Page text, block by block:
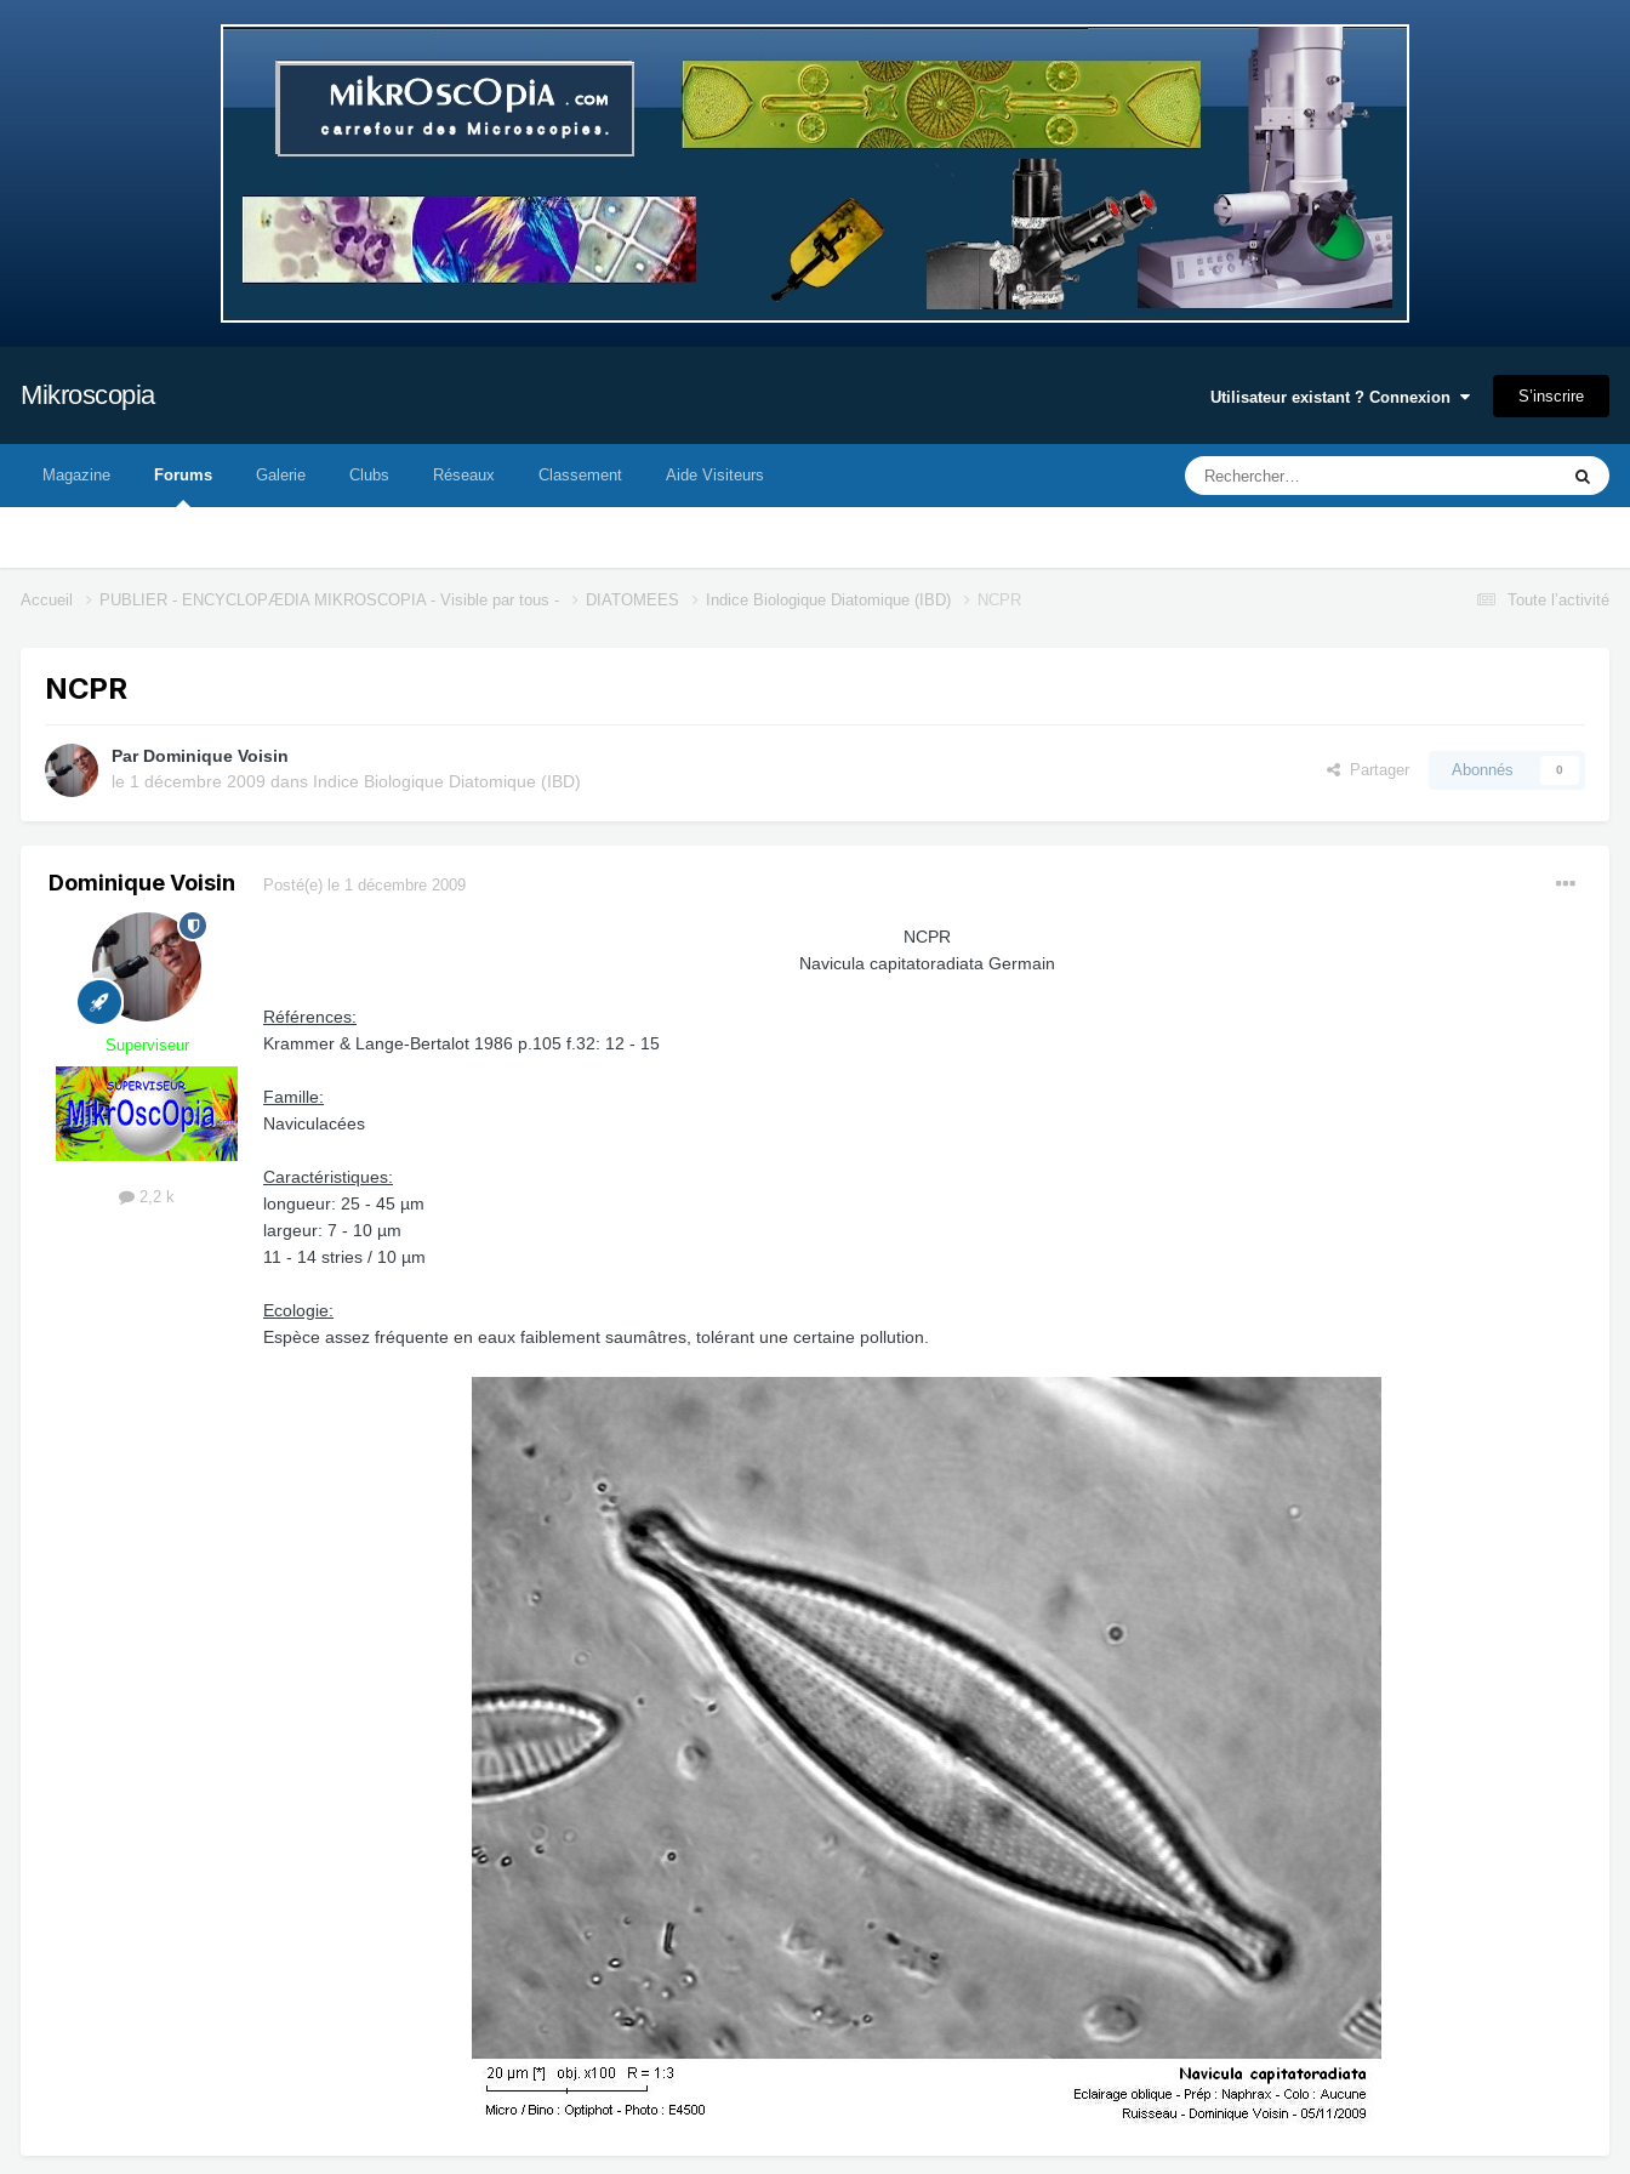
Mikroscopia Utilisateur existant ? Connexion S’inscrire
Magazine Forums Galerie Clubs Réseaux Classement Aide Visiteurs
Toute l’activité
Accueil PUBLIER - ENCYCLOPÆDIA MIKROSCOPIA - Visible par tous - DIATOMEES Indice Biologique Diatomique (IBD) NCPR
NCPR
Par Dominique Voisin
le 1 décembre 2009 dans Indice Biologique Diatomique (IBD)
Partager Abonnés 0
Dominique Voisin
Superviseur
2,2 k
Posté(e) le 1 décembre 2009
NCPR
Navicula capitatoradiata Germain
Références:
Krammer & Lange-Bertalot 1986 p.105 f.32: 12 - 15
Famille:
Naviculacées
Caractéristiques:
longueur: 25 - 45 µm
largeur: 7 - 10 µm
11 - 14 stries / 10 µm
Ecologie:
Espèce assez fréquente en eaux faiblement saumâtres, tolérant une certaine pollution.